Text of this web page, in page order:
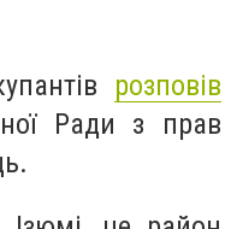
розповів
Ради з прав